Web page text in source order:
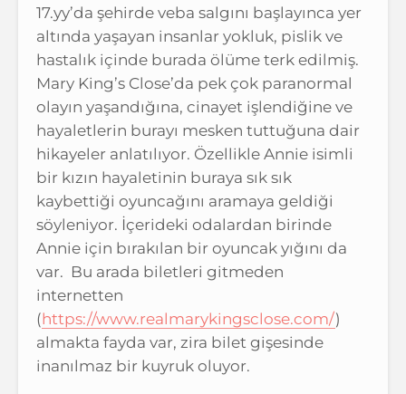
17.yy’da şehirde veba salgını başlayınca yer
altında yaşayan insanlar yokluk, pislik ve
hastalık içinde burada ölüme terk edilmiş.
Mary King’s Close’da pek çok paranormal
olayın yaşandığına, cinayet işlendiğine ve
hayaletlerin burayı mesken tuttuğuna dair
hikayeler anlatılıyor. Özellikle Annie isimli
bir kızın hayaletinin buraya sık sık
kaybettiği oyuncağını aramaya geldiği
söyleniyor. İçerideki odalardan birinde
Annie için bırakılan bir oyuncak yığını da
var. Bu arada biletleri gitmeden
internetten
(https://www.realmarykingsclose.com/)
almakta fayda var, zira bilet gişesinde
inanılmaz bir kuyruk oluyor.